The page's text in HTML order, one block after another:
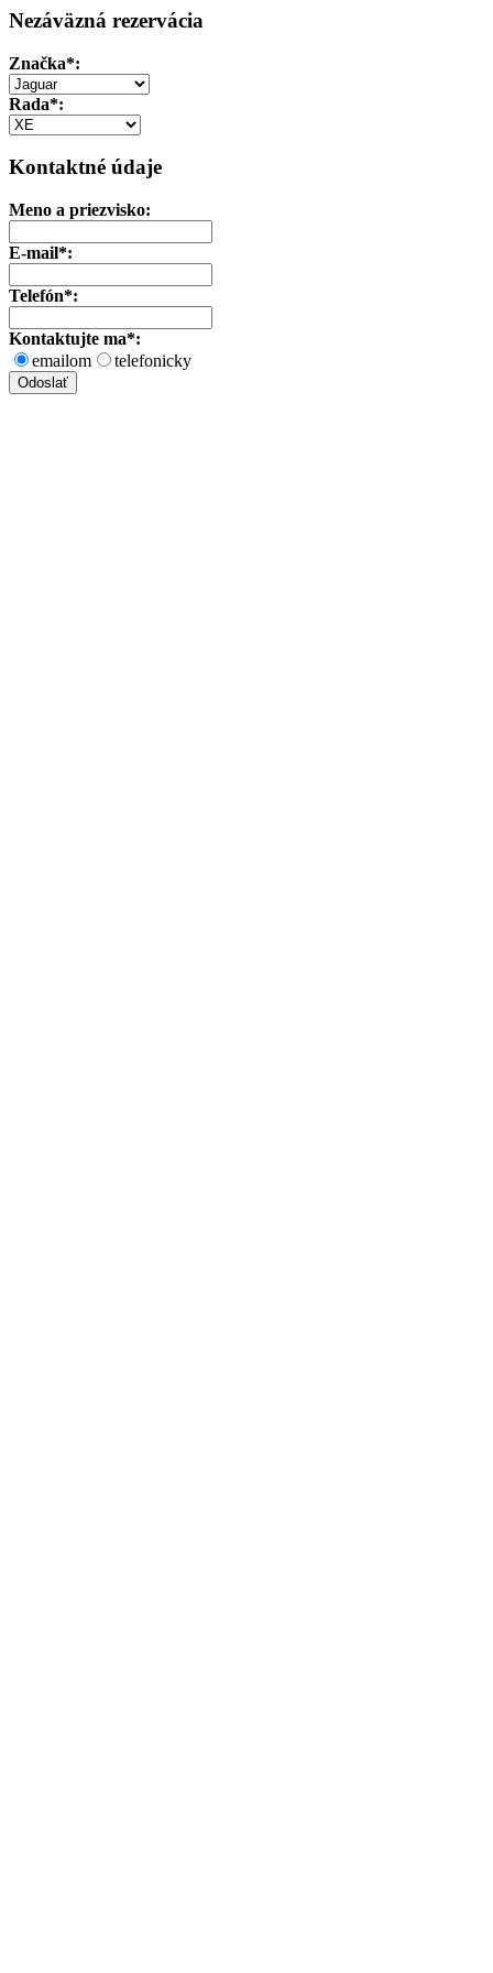
Nezáväzná rezervácia
Značka*:
Rada*:
Kontaktné údaje
Meno a priezvisko:
E-mail*:
Telefón*:
Kontaktujte ma*:
emailom
telefonicky